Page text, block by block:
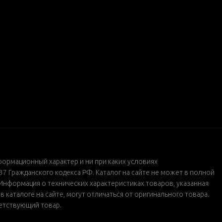
характер и ни при каких условиях
кодекса РФ. Каталог на сайте не может в полной
о технических характеристиках товаров, указанная
на сайте, могут отличаться от оригинального товара.
товар.